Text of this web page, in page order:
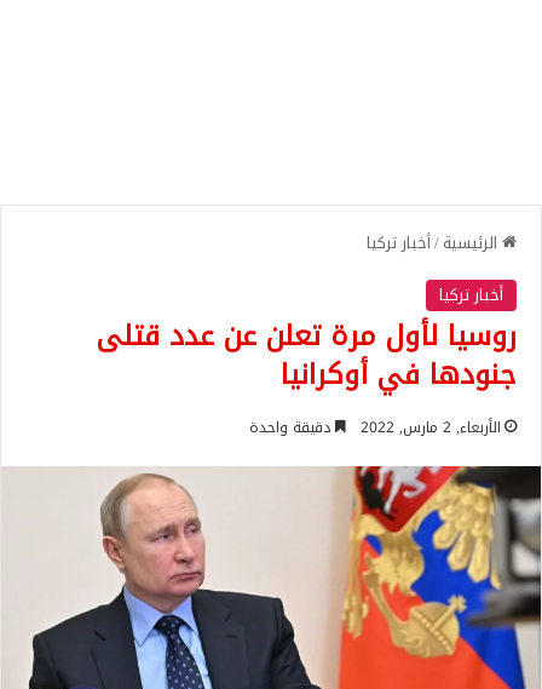
الرئيسية/أخبار تركيا
أخبار تركيا
روسيا لأول مرة تعلن عن عدد قتلى
جنودها في أوكرانيا
الأربعاء, 2 مارس, 2022 دقيقة واحدة